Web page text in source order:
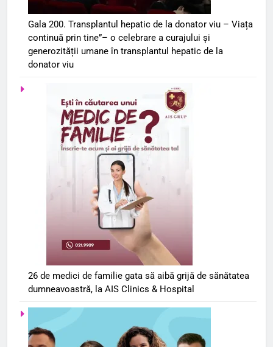
Gala 200. Transplantul hepatic de la donator viu – Viața
continuă prin tine”– o celebrare a curajului și
generozității umane în transplantul hepatic de la
donator viu
26 de medici de familie gata să aibă grijă de sănătatea
dumneavoastră, la AIS Clinics & Hospital